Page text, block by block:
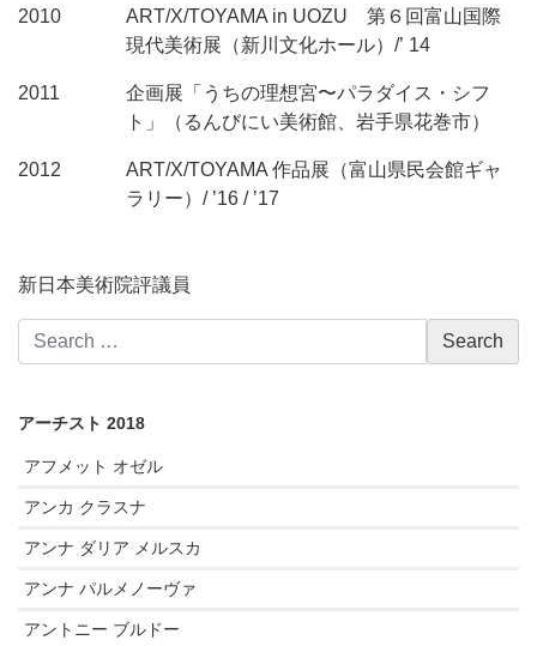
2010
ART/X/TOYAMA in UOZU 第６回富山国際
現代美術展（新川文化ホール）/’ 14
2011
企画展「うちの理想宮〜パラダイス・シフ
ト」（るんびにい美術館、岩手県花巻市）
2012
ART/X/TOYAMA 作品展（富山県民会館ギャ
ラリー）/ ’16 / ’17
新日本美術院評議員
アーチスト 2018
アフメット オゼル
アンカ クラスナ
アンナ ダリア メルスカ
アンナ パルメノーヴァ
アントニー ブルドー